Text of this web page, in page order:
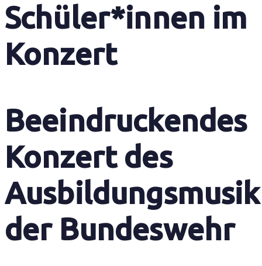
Schüler*innen im
Konzert
Beeindruckendes
Konzert des
der Bundeswehr